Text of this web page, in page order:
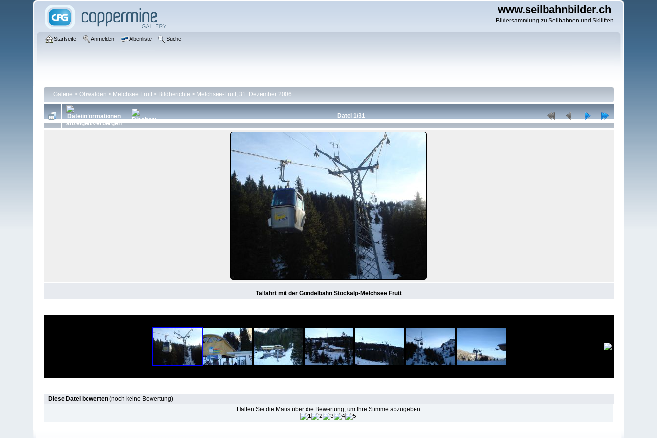
www.seilbahnbilder.ch
Bildersammlung zu Seilbahnen und Skiliften
Startseite Anmelden Albenliste Suche
Galerie > Obwalden > Melchsee Frutt> Bildberichte > Melchsee-Frutt, 31. Dezember 2006
Datei 1/31
Talfahrt mit der Gondelbahn Stöckalp-Melchsee Frutt
Diese Datei bewerten(noch keine Bewertung)
Halten Sie die Maus über die Bewertung, um Ihre Stimme abzugeben